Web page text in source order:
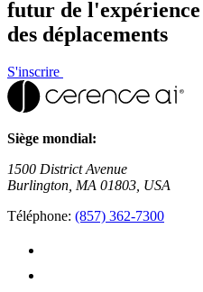
futur de l'expérience
des déplacements
S'inscrire
Siège mondial:
1500 District Avenue
Burlington, MA 01803, USA
Téléphone: (857) 362-7300